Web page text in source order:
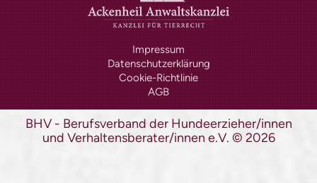
Impressum
Datenschutzerklärung
Cookie-Richtlinie
AGB
BHV - Berufsverband der Hundeerzieher/innen
und Verhaltensberater/innen e.V. © 2026